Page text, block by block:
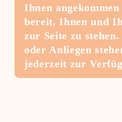
Ihnen
bereit, Ihnen und
zur Seite zu
oder Anliegen
jederzeit zur